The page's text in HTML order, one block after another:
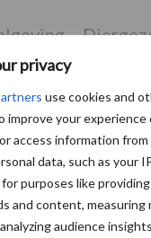
privacy
use cookies and
improve your experience
access information from
data, such as your
purposes like
and content, measuring
audience